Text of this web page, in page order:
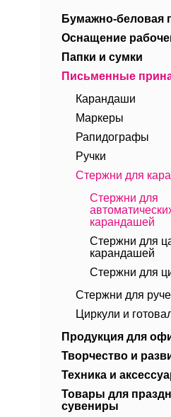
Бумажно-беловая
Оснащение
Папки и сумки
Письменные
Карандаши
Маркеры
Рапидографы
Ручки
Стержни для
Стержни для
карандашей
Стержни для
карандашей
Стержни для
Стержни для
Циркули и
Продукция для
Творчество и
Техника и
Товары для
сувениры